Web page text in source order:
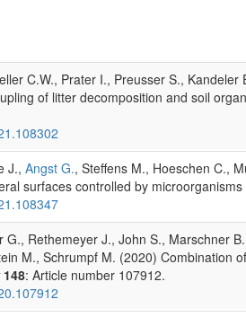
C.W., Prater I., Preusser S., Kandeler
of litter decomposition and soil
J., Angst G., Steffens M., Hoeschen C.,
surfaces controlled by microorganisms
G., Rethemeyer J., John S., Marschner
M., Schrumpf M. (2020) Combination
148: Article number 107912.